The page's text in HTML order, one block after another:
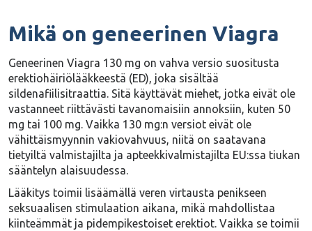
Mikä on geneerinen Viagra
Geneerinen Viagra 130 mg on vahva versio suositusta
erektiohäiriölääkkeestä (ED), joka sisältää
sildenafiilisitraattia. Sitä käyttävät miehet, jotka eivät ole
vastanneet riittävästi tavanomaisiin annoksiin, kuten 50
mg tai 100 mg. Vaikka 130 mg:n versiot eivät ole
vähittäismyynnin vakiovahvuus, niitä on saatavana
tietyiltä valmistajilta ja apteekkivalmistajilta EU:ssa tiukan
sääntelyn alaisuudessa.
Lääkitys toimii lisäämällä veren virtausta penikseen
seksuaalisen stimulaation aikana, mikä mahdollistaa
kiinteämmät ja pidempikestoiset erektiot. Vaikka se toimii